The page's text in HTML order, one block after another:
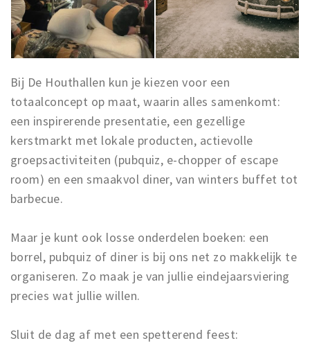
Bij De Houthallen kun je kiezen voor een
totaalconcept op maat, waarin alles samenkomt:
een inspirerende presentatie, een gezellige
kerstmarkt met lokale producten, actievolle
groepsactiviteiten (pubquiz, e-chopper of escape
room) en een smaakvol diner, van winters buffet tot
barbecue.
Maar je kunt ook losse onderdelen boeken: een
borrel, pubquiz of diner is bij ons net zo makkelijk te
organiseren. Zo maak je van jullie eindejaarsviering
precies wat jullie willen.
Sluit de dag af met een spetterend feest: